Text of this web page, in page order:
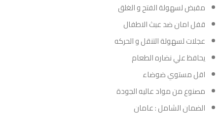
مقبض لسهولة الفتح و الغلق
قفل امان ضد عبث الاطفال
عجلات لسهولة التنقل و الحركه
يحافظ علي نضاره الطعام
اقل مستوي ضوضاء
مصنوع من مواد عاليه الجودة
الضمان الشامل : عامان